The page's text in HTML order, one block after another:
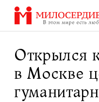
Перейти
содержанию
Открылся
в Москве